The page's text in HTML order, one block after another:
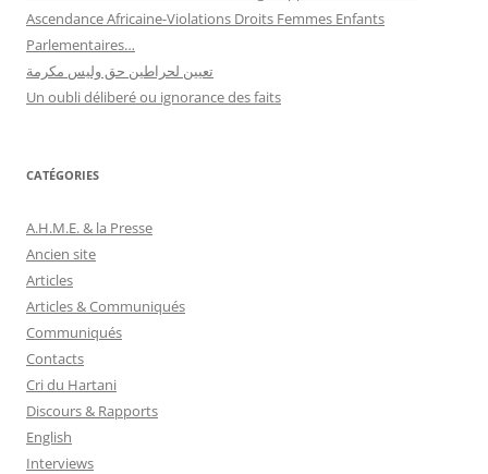
Ascendance Africaine-Violations Droits Femmes Enfants
Parlementaires…
تعيين لحراطين حق وليس مكرمة
Un oubli déliberé ou ignorance des faits
CATÉGORIES
A.H.M.E. & la Presse
Ancien site
Articles
Articles & Communiqués
Communiqués
Contacts
Cri du Hartani
Discours & Rapports
English
Interviews